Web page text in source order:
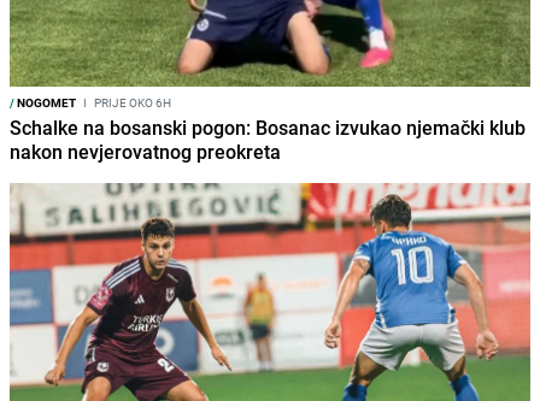
/NOGOMET I PRIJE OKO 6H
Schalke na bosanski pogon: Bosanac izvukao njemački klub
nakon nevjerovatnog preokreta